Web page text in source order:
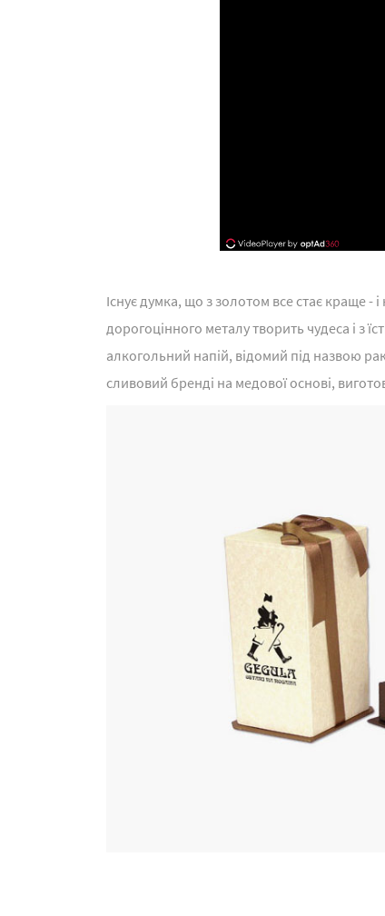
Існує думка, що з золотом все стає краще -
дорогоцінного металу творить чудеса і з
алкогольний напій, відомий під назвою
сливовий бренді на медової основі,